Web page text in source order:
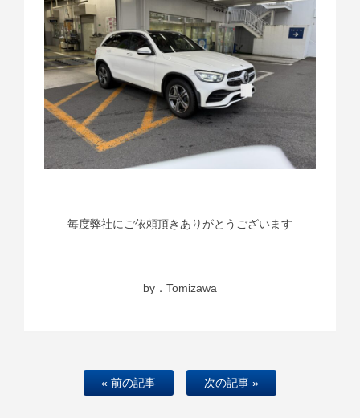
毎度弊社にご依頼頂きありがとうございます
by．Tomizawa
« 前の記事 次の記事 »